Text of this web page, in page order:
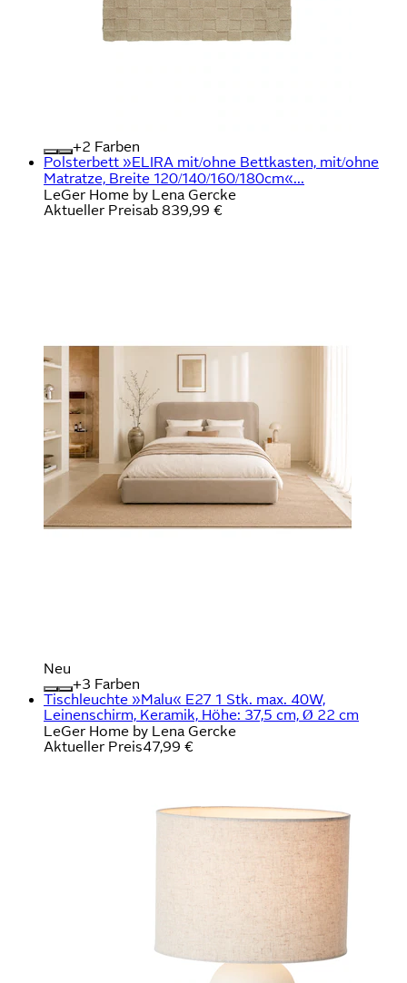
+
Farben
Polsterbett »ELIRA mit/ohne Bettkasten, mit/ohne
Matratze, Breite 120/140/160/180cm«...
LeGer Home by Lena Gercke
Aktueller Preisab 839,99 €
Neu
+
Farben
Tischleuchte »Malu« E27 1 Stk. max. 40W,
Leinenschirm, Keramik, Höhe: 37,5 cm, Ø 22 cm
LeGer Home by Lena Gercke
Aktueller Preis47,99 €